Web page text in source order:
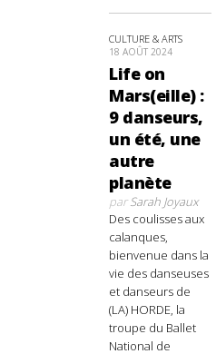
CULTURE & ARTS
18 AOÛT 2024
Life on
Mars(eille) :
9 danseurs,
un été, une
autre
planète
parSarah Joyaux
Des coulisses aux
calanques,
bienvenue dans la
vie des danseuses
et danseurs de
(LA) HORDE, la
troupe du Ballet
National de